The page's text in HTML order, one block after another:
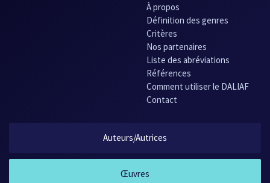
À propos
Définition des genres
Critères
Nos partenaires
Liste des abréviations
Références
Comment utiliser le DALIAF
Contact
Auteurs/Autrices
Œuvres